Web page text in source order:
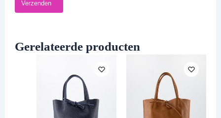
Gerelateerde producten